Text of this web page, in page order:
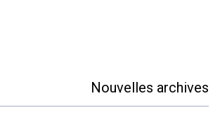
Nouvelles archives